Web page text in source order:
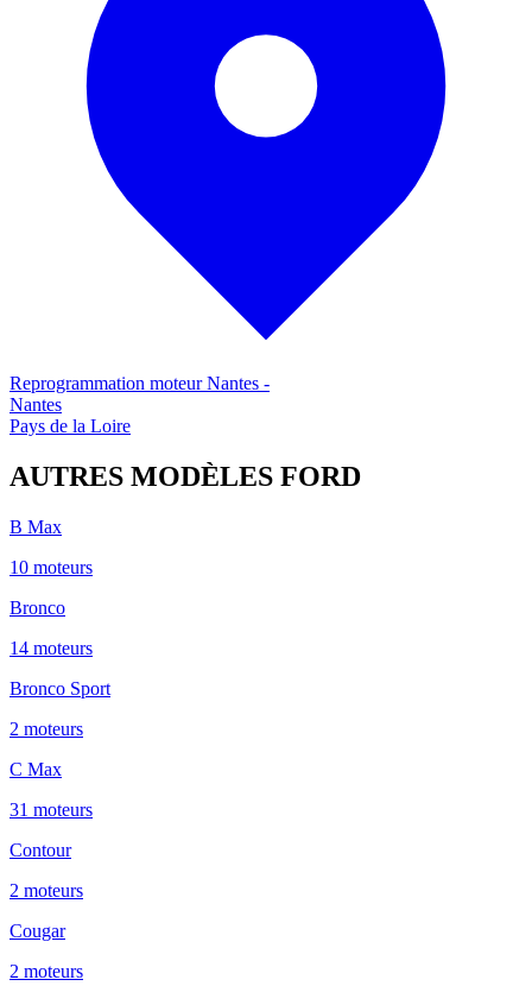
Reprogrammation moteurNantes -
Nantes
Pays de la Loire
AUTRES MODÈLES FORD
B Max
10 moteurs
Bronco
14 moteurs
Bronco Sport
2 moteurs
C Max
31 moteurs
Contour
2 moteurs
Cougar
2 moteurs